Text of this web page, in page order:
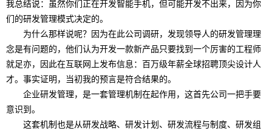
我总结说：虽然你们正在开发智能手机，但可能开发不出来，因为你
们的研发管理模式决定的。
为什么那样说呢？因为在此公司调研，发现领导人的研发管理理
念是有问题的，他们认为开发一款新产品只要找到一个厉害的工程师
就足亦，因此在互联网上发布信息：百万级年薪全球招聘顶尖设计人
才。事实证明，当初我的预言是符合结果的。
企业研发管理，是一套管理机制在起作用，这首先公司一把手要
意识到。
这套机制也是从研发战略、研发计划、研发流程与制度、研发组